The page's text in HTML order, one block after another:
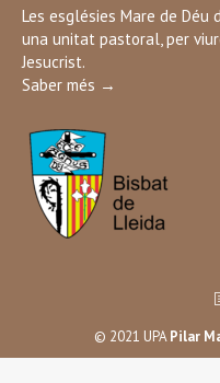
in
new
window
Les esglésies Mare de Déu
una unitat pastoral, per
Jesucrist.
Saber més →
© 2021 UPAPilar